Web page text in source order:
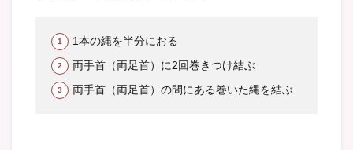
1本の縄を半分におる
両手首（両足首）に2回巻きつけ結ぶ
両手首（両足首）の間にある巻いた縄を結ぶ